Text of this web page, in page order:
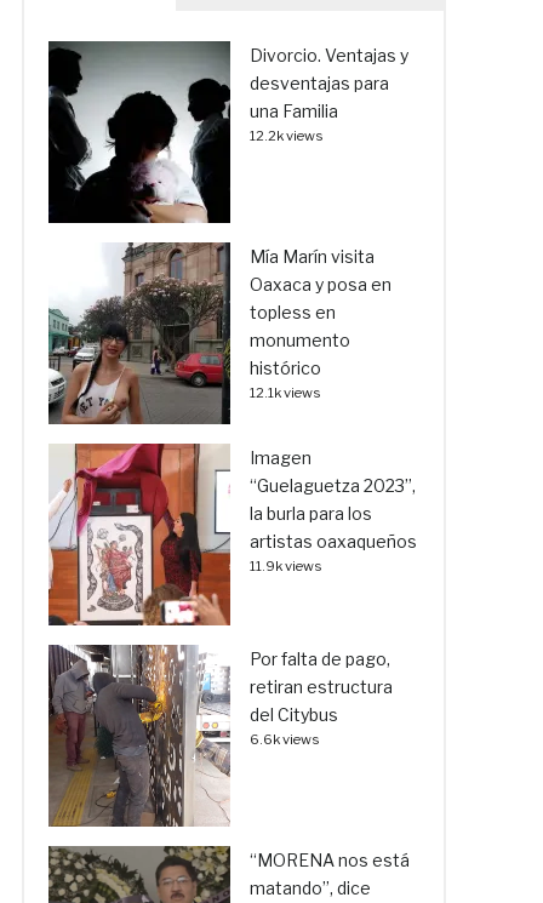
Divorcio. Ventajas y
desventajas para
una Familia
12.2k views
Mía Marín visita
Oaxaca y posa en
topless en
monumento
histórico
12.1k views
Imagen
“Guelaguetza 2023”,
la burla para los
artistas oaxaqueños
11.9k views
Por falta de pago,
retiran estructura
del Citybus
6.6k views
“MORENA nos está
matando”, dice